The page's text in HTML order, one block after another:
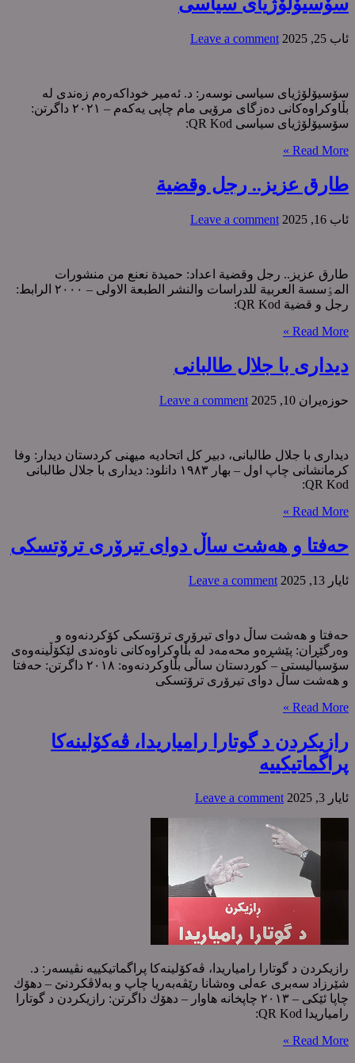
سۆسیۆلۆژیای سیاسی
ئاب 25, 2025 Leave a comment
سۆسیۆلۆژیای سیاسی نوسەر: د. ئەمیر خوداکەرەم زەندی لە
بڵاوکراوەکانی دەزگای مرۆیی مام چاپی یەکەم – ٢٠٢١ داگرتن:
سۆسیۆلۆژیای سیاسی QR Kod:
Read More »
طارق عزیز.. رجل وقضية
ئاب 16, 2025 Leave a comment
طارق عزیز.. رجل وقضية اعداد: حميدة نعنع من منشورات
المٶسسة العربية للدراسات والنشر الطبعة الاولی – ٢٠٠٠ الرابط:
رجل و قضیة QR Kod:
Read More »
دیداری با جلال طالبانی
حوزه‌یران 10, 2025 Leave a comment
دیداری با جلال طالبانی، دبیر کل اتحادیە میهنی کردستان دیدار: وفا
کرمانشانی چاپ اول – بهار ١٩٨٣ دانلود: دیداری با جلال طالبانی
QR Kod:
Read More »
حەفتا و هەشت ساڵ دوای تیرۆری ترۆتسکی
ئایار 13, 2025 Leave a comment
حەفتا و هەشت ساڵ دوای تیرۆری ترۆتسکی کۆکردنەوە و
وەرگێڕان: پێشڕەو محەمەد لە بڵاوکراوەکانی ناوەندی لێکۆڵینەوەی
سۆسیالیستی – کوردستان ساڵی بڵاوکردنەوە: ٢٠١٨ داگرتن: حەفتا
و هەشت ساڵ دوای تیرۆری ترۆتسکی
Read More »
رازیکردن د گوتارا رامیاریدا، ڤەکۆلینەکا
پراگماتیکییە
ئایار 3, 2025 Leave a comment
رازیکردن د گوتارا رامیاریدا، ڤەکۆلینەکا پراگماتیکییە نڤیسەر: د.
شێرزاد سەبری عەلی وەشانا رێڤەبەریا چاپ و بەلاڤکردنێ – دهۆك
چاپا ئێکی – ٢٠١٣ چاپخانە هاوار – دهۆك داگرتن: رازیکردن د گوتارا
رامیاریدا ‌QR Kod:
Read More »